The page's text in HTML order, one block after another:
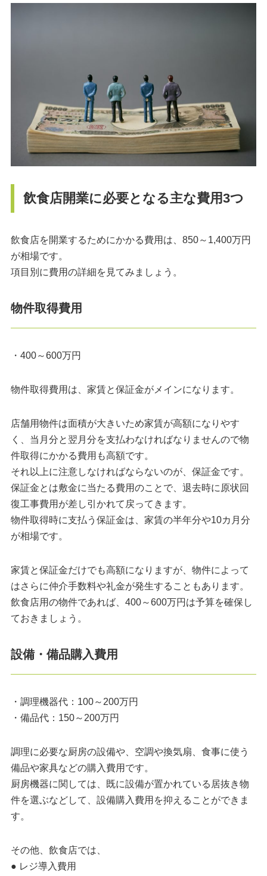
飲食店開業に必要となる主な費用3つ
飲食店を開業するためにかかる費用は、850～1,400万円
が相場です。
項目別に費用の詳細を見てみましょう。
物件取得費用
・400～600万円
物件取得費用は、家賃と保証金がメインになります。
店舗用物件は面積が大きいため家賃が高額になりやす
く、当月分と翌月分を支払わなければなりませんので物
件取得にかかる費用も高額です。
それ以上に注意しなければならないのが、保証金です。
保証金とは敷金に当たる費用のことで、退去時に原状回
復工事費用が差し引かれて戻ってきます。
物件取得時に支払う保証金は、家賃の半年分や10カ月分
が相場です。
家賃と保証金だけでも高額になりますが、物件によって
はさらに仲介手数料や礼金が発生することもあります。
飲食店用の物件であれば、400～600万円は予算を確保し
ておきましょう。
設備・備品購入費用
・調理機器代：100～200万円
・備品代：150～200万円
調理に必要な厨房の設備や、空調や換気扇、食事に使う
備品や家具などの購入費用です。
厨房機器に関しては、既に設備が置かれている居抜き物
件を選ぶなどして、設備購入費用を抑えることができま
す。
その他、飲食店では、
● レジ導入費用